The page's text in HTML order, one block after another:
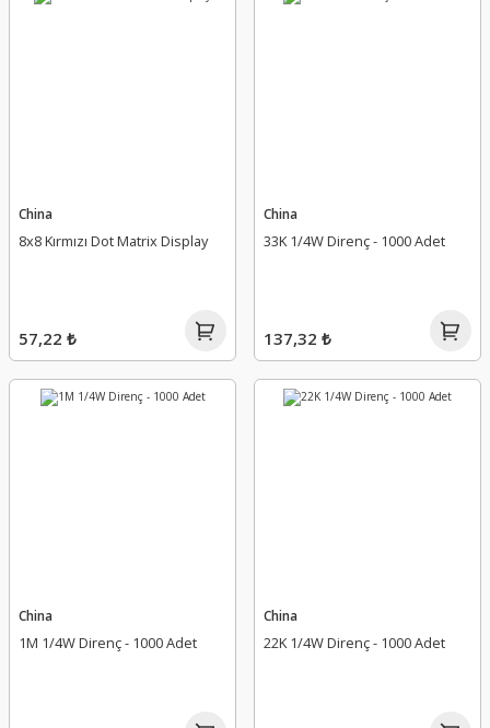
China
8x8 Kırmızı Dot Matrix Display
57,22 ₺
China
33K 1/4W Direnç - 1000 Adet
137,32 ₺
China
1M 1/4W Direnç - 1000 Adet
China
22K 1/4W Direnç - 1000 Adet